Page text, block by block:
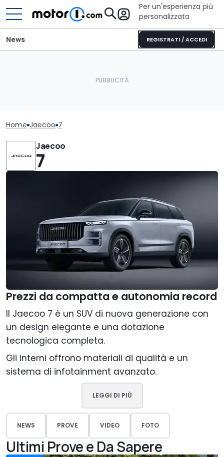
Per un'esperienza più
personalizzata
REGISTRATI / ACCEDI
News
Home Jaecoo 7
Jaecoo
7
Prezzi da compatta e autonomia record
Il Jaecoo 7 è un SUV di nuova generazione con
un design elegante e una dotazione
tecnologica completa.
Gli interni offrono materiali di qualità e un
sistema di infotainment avanzato.
LEGGI DI PIÙ
NEWS PROVE VIDEO FOTO
Ultimi Prove e Da Sapere